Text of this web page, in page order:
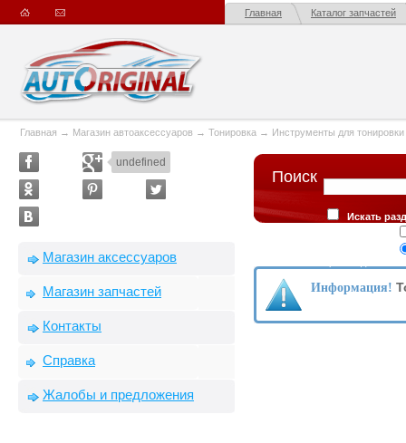
Главная Каталог запчастей
Главная → Магазин автоаксессуаров → Тонировка → Инструменты для тонировки
undefined
Магазин аксессуаров
Магазин запчастей
Контакты
Справка
Жалобы и предложения
Поиск
Искать
Информация!